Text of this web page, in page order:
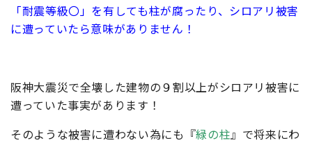
「耐震等級〇」を有しても柱が腐ったり、シロアリ被害
に遭っていたら意味がありません！
阪神大震災で全壊した建物の９割以上がシロアリ被害に
遭っていた事実があります！
そのような被害に遭わない為にも『緑の柱』で将来にわ